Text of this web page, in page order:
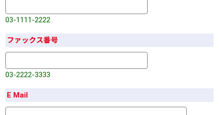
03-1111-2222
ファックス番号
03-2222-3333
E Mail